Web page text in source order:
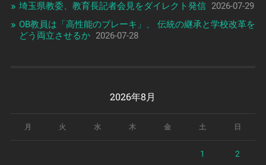
埼玉県教委、教育長記者会見をダイレクト発信 2026-07-29
OB教員は「高性能のブレーキ」、 伝統の継承と学校改革を
どう両立させるか 2026-07-28
2026年8月
月 火 水 木 金 土 日
1 2